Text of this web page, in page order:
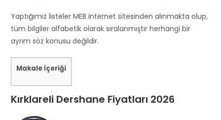
s
h
o
b
e
Yaptığımız listeler MEB internet sitesinden alınmakta olup,
tüm bilgiler alfabetik olarak sıralanmıştır herhangi bir
ayrım söz konusu değildir.
Makale İçeriği
Kırklareli Dershane Fiyatları 2026